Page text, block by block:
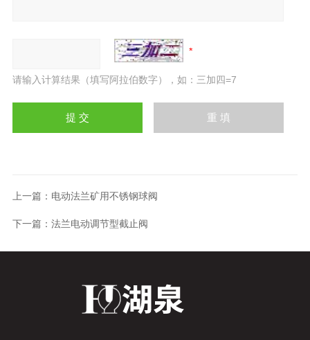
请输入计算结果（填写阿拉伯数字），如：三加四=7
上一篇： 电动法兰矿用不锈钢球阀
下一篇： 法兰电动调节型截止阀